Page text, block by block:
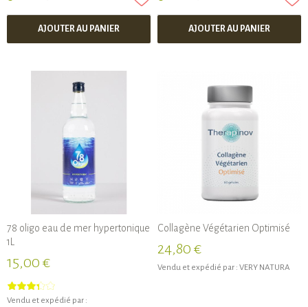
AJOUTER AU PANIER AJOUTER AU PANIER
78 oligo eau de mer hypertonique
1L
15,00 €
Vendu et expédié par :
Collagène Végétarien Optimisé
24,80 €
Vendu et expédié par : VERY NATURA